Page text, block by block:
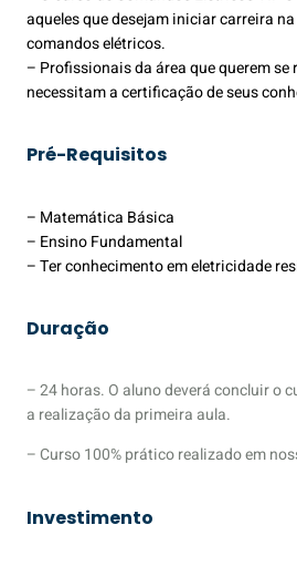
aqueles que desejam iniciar carreira
comandos elétricos.
– Profissionais da área que querem se
necessitam a certificação de seus
Pré-Requisitos
– Matemática Básica
– Ensino Fundamental
– Ter conhecimento em eletricidade
Duração
– 24 horas. O aluno deverá concluir o
a realização da primeira aula.
– Curso 100% prático realizado em
Investimento